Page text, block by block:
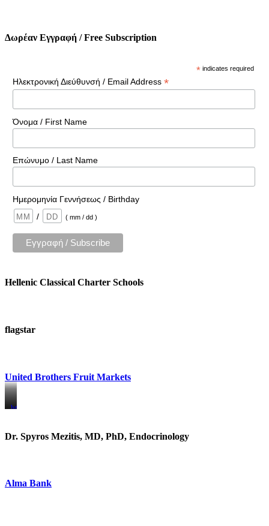
Δωρέαν Εγγραφή / Free Subscription
* indicates required
Ηλεκτρονική Διεύθυνσή / Email Address *
Όνομα / First Name
Επώνυμο / Last Name
Ημερομηνία Γεννήσεως / Birthday
/
( mm / dd )
Hellenic Classical Charter Schools
flagstar
United Brothers Fruit Markets
https://www.unitedbrothersfruitmarkets.com/
https://www.unitedbrothersfruitmarkets.com/
Dr. Spyros Mezitis, MD, PhD, Endocrinology
Alma Bank